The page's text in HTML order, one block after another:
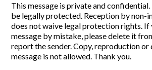
This message is private and
be legally protected. Reception by non-
does not waive legal protection rights. If
message by mistake, please delete it
report the sender. Copy, reproduction
message is not allowed. Thank you.